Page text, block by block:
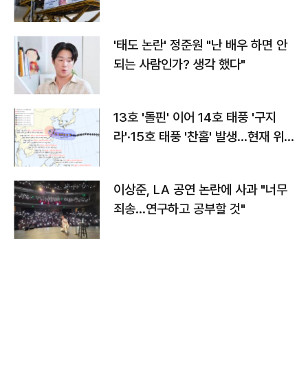
'태도 논란' 정준원 "난 배우 하면 안
되는 사람인가? 생각 했다"
13호 '돌핀' 이어 14호 태풍 '구지
라'·15호 태풍 '찬홈' 발생…현재 위
이상준, LA 공연 논란에 사과 "너무
죄송…연구하고 공부할 것"